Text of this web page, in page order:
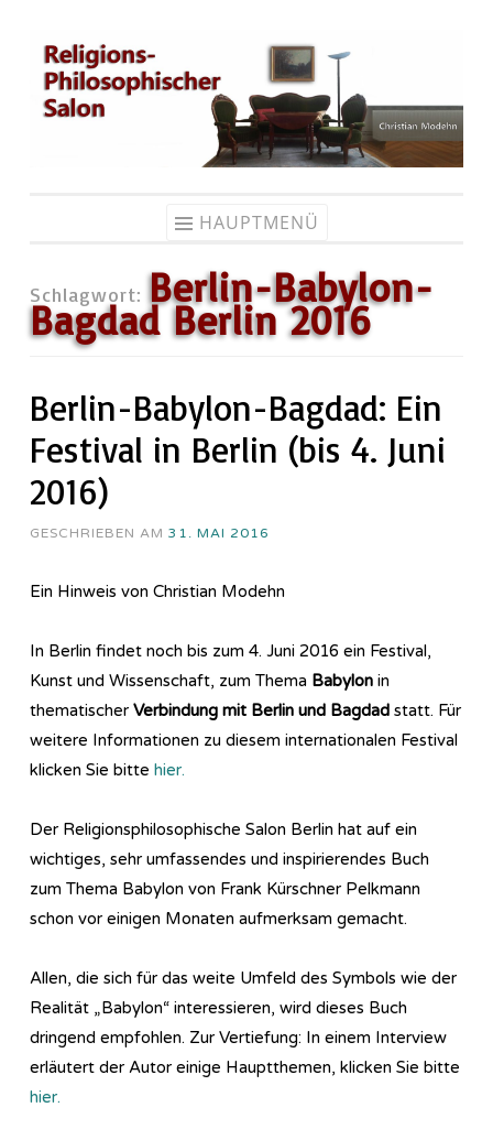
Zum
Inhalt
springen
HAUPTMENÜ
Schlagwort: Berlin-Babylon-
Bagdad Berlin 2016
Berlin-Babylon-Bagdad: Ein
Festival in Berlin (bis 4. Juni
2016)
GESCHRIEBEN AM 31. MAI 2016
Ein Hinweis von Christian Modehn
In Berlin findet noch bis zum 4. Juni 2016 ein Festival,
Kunst und Wissenschaft, zum Thema Babylon in
thematischer Verbindung mit Berlin und Bagdad statt. Für
weitere Informationen zu diesem internationalen Festival
klicken Sie bitte hier.
Der Religionsphilosophische Salon Berlin hat auf ein
wichtiges, sehr umfassendes und inspirierendes Buch
zum Thema Babylon von Frank Kürschner Pelkmann
schon vor einigen Monaten aufmerksam gemacht.
Allen, die sich für das weite Umfeld des Symbols wie der
Realität „Babylon“ interessieren, wird dieses Buch
dringend empfohlen. Zur Vertiefung: In einem Interview
erläutert der Autor einige Hauptthemen, klicken Sie bitte
hier.